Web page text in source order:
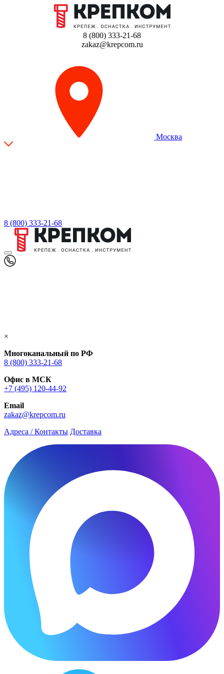
8 (800) 333-21-68
zakaz@krepcom.ru
Москва
8 (800) 333-21-68
×
Многоканальный по РФ
8 (800) 333‑21-68
Офис в МСК
+7 (495) 120-44-92
Email
zakaz@krepcom.ru
Адреса / Контакты Доставка